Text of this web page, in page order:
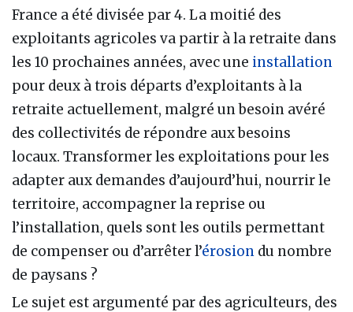
France a été divisée par 4. La moitié des
exploitants agricoles va partir à la retraite dans
les 10 prochaines années, avec une installation
pour deux à trois départs d’exploitants à la
retraite actuellement, malgré un besoin avéré
des collectivités de répondre aux besoins
locaux. Transformer les exploitations pour les
adapter aux demandes d’aujourd’hui, nourrir le
territoire, accompagner la reprise ou
l’installation, quels sont les outils permettant
de compenser ou d’arrêter l’érosion du nombre
de paysans ?
Le sujet est argumenté par des agriculteurs, des